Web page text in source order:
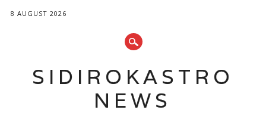
8 AUGUST 2026
SIDIROKASTRO
NEWS